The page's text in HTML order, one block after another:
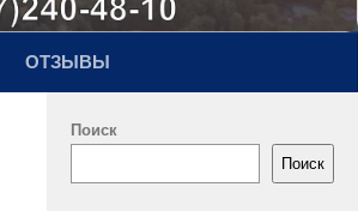
ОТЗЫВЫ
Поиск
Поиск